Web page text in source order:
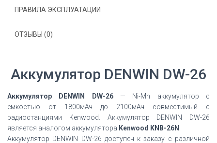
ПРАВИЛА ЭКСПЛУАТАЦИИ
ОТЗЫВЫ (0)
Аккумулятор DENWIN DW-26
Аккумулятор DENWIN DW-26— Ni-Mh аккумулятор с
емкостью от 1800мАч до 2100мАч совместимый с
радиостанциями Kenwood. Аккумулятор DENWIN DW-26
является аналогом аккумулятора Kenwood KNB-26N
Аккумулятор DENWIN DW-26 доступен к заказу с различной